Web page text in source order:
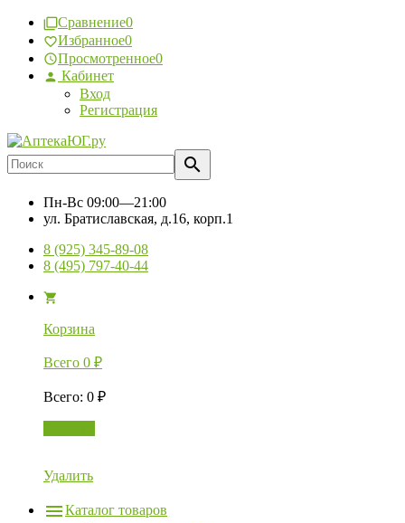
Сравнение0
Избранное0
Просмотренное0
Кабинет
Вход
Регистрация
Пн-Вс 09:00—21:00
ул. Братиславская, д.16, корп.1
8 (925) 345-89-08
8 (495) 797-40-44
Корзина
Всего 0 ₽
Всего: 0 ₽
Удалить
Каталог товаров